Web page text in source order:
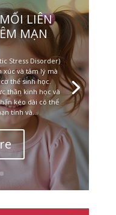
LIÊN
MẠN
Stress Disorder)
xúc và tâm lý mà
thể sinh học.
thần kinh học và
kéo dài có thể
tính và...